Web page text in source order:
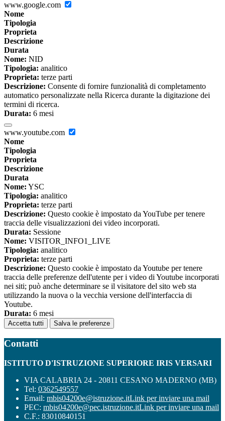
www.google.com
Nome
Tipologia
Proprieta
Descrizione
Durata
Nome: NID
Tipologia: analitico
Proprieta: terze parti
Descrizione: Consente di fornire funzionalità di completamento
automatico personalizzate nella Ricerca durante la digitazione dei
termini di ricerca.
Durata: 6 mesi
www.youtube.com
Nome
Tipologia
Proprieta
Descrizione
Durata
Nome: YSC
Tipologia: analitico
Proprieta: terze parti
Descrizione: Questo cookie è impostato da YouTube per tenere
traccia delle visualizzazioni dei video incorporati.
Durata: Sessione
Nome: VISITOR_INFO1_LIVE
Tipologia: analitico
Proprieta: terze parti
Descrizione: Questo cookie è impostato da Youtube per tenere
traccia delle preferenze dell'utente per i video di Youtube incorporati
nei siti; può anche determinare se il visitatore del sito web sta
utilizzando la nuova o la vecchia versione dell'interfaccia di
Youtube.
Durata: 6 mesi
Accetta tutti Salva le preferenze
Contatti
ISTITUTO D'ISTRUZIONE SUPERIORE IRIS VERSARI
VIA CALABRIA 24 - 20811 CESANO MADERNO (MB)
Tel: 0362549557
Email: mbis04200e@istruzione.itLink per inviare una mail
PEC: mbis04200e@pec.istruzione.itLink per inviare una mail
C.F.: 83010840151